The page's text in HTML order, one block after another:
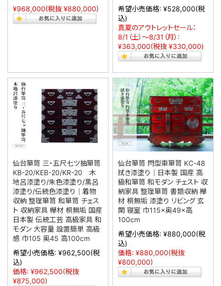
¥968,000(税抜 ¥880,000)
希望小売価格: ¥528,000(税
込)
真夏のアウトレットセール：
8/1（土）～8/31（月）:
¥363,000(税抜 ¥330,000)
仙台箪笥 三・五尺七ツ抽箪笥
KB-20/KEB-20/KR-20 木
地呂漆塗り/朱色漆塗り/黒呂
漆塗り/伝統色漆塗り｜着物
収納 整理箪笥 和箪笥 チェス
ト 収納家具 欅材 桐無垢 国産
日本製 伝統工芸 高級家具 和
モダン 大容量 設置簡単 高級
感 巾105 奥45 高100cm
希望小売価格: ¥962,500(税
込)
価格: ¥962,500(税抜
¥875,000)
仙台箪笥 閂型車箪笥 KC-48
拭き漆塗り｜日本製 国産 高
級和箪笥 和モダン チェスト 収
納家具 整理箪笥 書類収納 欅
材 桐無垢 漆塗り リビング 玄
関 寝室 巾115×奥49×高
100cm
希望小売価格: ¥880,000(税
込)
価格: ¥880,000(税抜
¥800,000)